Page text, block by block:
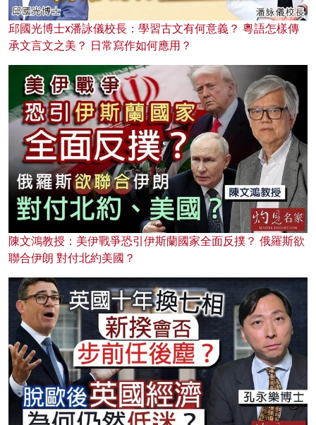
邱國光博士x潘詠儀校長：學習古文有何意義？ 粵語怎樣傳
承文言文之美？ 日常寫作如何應用？
陳文鴻教授：美伊戰爭恐引伊斯蘭國家全面反撲？ 俄羅斯欲
聯合伊朗 對付北約美國？